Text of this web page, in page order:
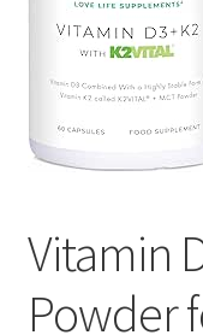
Оставить отзыв
Оформление заказа
Подтверждение
Сотрудничество
Vitamin
Powder